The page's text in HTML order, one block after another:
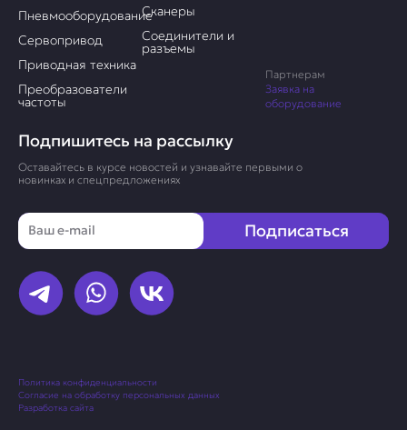
Подпишитесь на рассылку
Оставайтесь в курсе новостей и узнавайте первыми о
новинках и спецпредложениях
Email
Подписаться
Политика конфиденциальности
Согласие на обработку персональных данных
Разработка сайта
Пневмооборудование
Сервопривод
Приводная техника
Преобразователи
частоты
Сканеры
Соединители и
разъемы
Партнерам
Заявка на
оборудование